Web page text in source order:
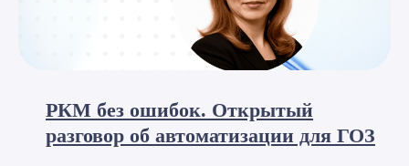
РКМ без ошибок. Открытый
разговор об автоматизации для ГОЗ